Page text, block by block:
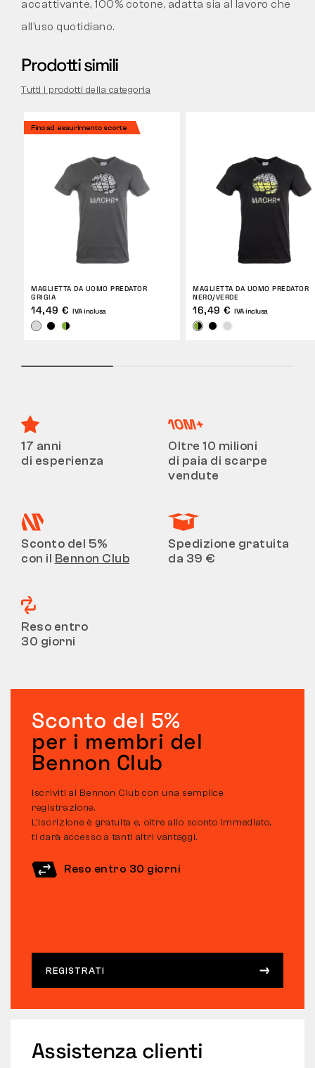
accattivante, 100% cotone, adatta sia al lavoro che
all’uso quotidiano.
Prodotti simili
Tutti i prodotti della categoria
Fino ad esaurimento scorte
MAGLIETTA DA UOMO PREDATOR
GRIGIA
14,49 € IVA inclusa
MAGLIETTA DA UOMO PREDATOR
NERO/VERDE
16,49 € IVA inclusa
17 anni
di esperienza
Oltre 10 milioni
di paia di scarpe
vendute
Sconto del 5%
con il Bennon Club
Spedizione gratuita
da 39 €
Reso entro
30 giorni
Sconto del 5%
per i membri del
Bennon Club
Iscriviti al Bennon Club con una semplice
registrazione.
L’iscrizione è gratuita e, oltre allo sconto immediato,
ti darà accesso a tanti altri vantaggi.
Reso entro 30 giorni
REGISTRATI
Assistenza clienti